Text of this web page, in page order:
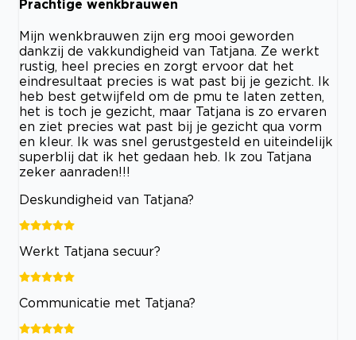
Prachtige wenkbrauwen
Mijn wenkbrauwen zijn erg mooi geworden
dankzij de vakkundigheid van Tatjana. Ze werkt
rustig, heel precies en zorgt ervoor dat het
eindresultaat precies is wat past bij je gezicht. Ik
heb best getwijfeld om de pmu te laten zetten,
het is toch je gezicht, maar Tatjana is zo ervaren
en ziet precies wat past bij je gezicht qua vorm
en kleur. Ik was snel gerustgesteld en uiteindelijk
superblij dat ik het gedaan heb. Ik zou Tatjana
zeker aanraden!!!
Deskundigheid van Tatjana?
Werkt Tatjana secuur?
Communicatie met Tatjana?